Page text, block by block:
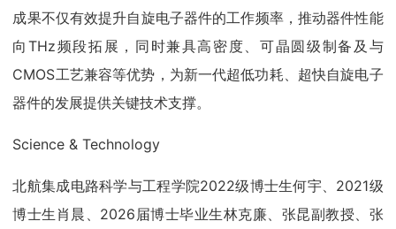
成果不仅有效提升自旋电子器件的工作频率，推动器件性能
向THz频段拓展，同时兼具高密度、可晶圆级制备及与
CMOS工艺兼容等优势，为新一代超低功耗、超快自旋电子
器件的发展提供关键技术支撑。
Science & Technology
北航集成电路科学与工程学院2022级博士生何宇、2021级
博士生肖晨、2026届博士毕业生林克廉、张昆副教授、张